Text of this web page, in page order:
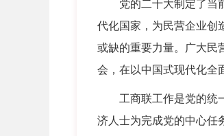
党的二十大制定了当前
代化国家，为民营企业创
或缺的重要力量。广大民
会，在以中国式现代化全
工商联工作是党的统一
济人士为完成党的中心任